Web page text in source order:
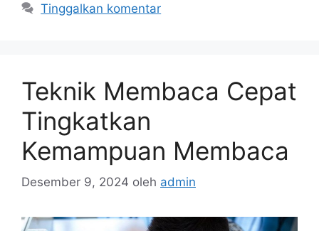
Tinggalkan komentar
Teknik Membaca Cepat
Tingkatkan
Kemampuan Membaca
Desember 9, 2024 oleh admin